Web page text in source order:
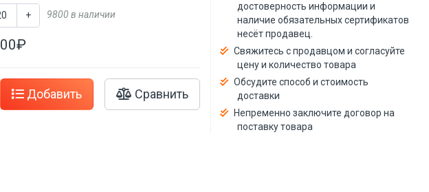
+ 9800 в наличии
Добавить Сравнить
достоверность информации и
наличие обязательных сертификатов
несёт продавец.
Свяжитесь с продавцом и согласуйте
цену и количество товара
Обсудите способ и стоимость
доставки
Непременно заключите договор на
поставку товара